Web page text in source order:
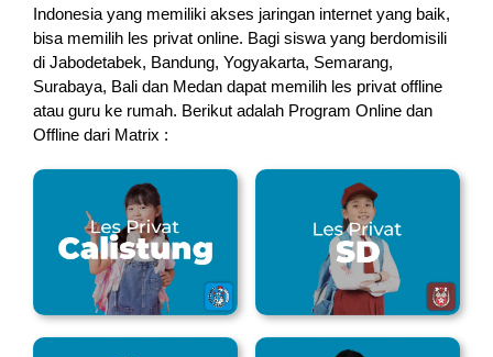
Indonesia yang memiliki akses jaringan internet yang baik,
bisa memilih les privat online. Bagi siswa yang berdomisili
di Jabodetabek, Bandung, Yogyakarta, Semarang,
Surabaya, Bali dan Medan dapat memilih les privat offline
atau guru ke rumah. Berikut adalah Program Online dan
Offline dari Matrix :